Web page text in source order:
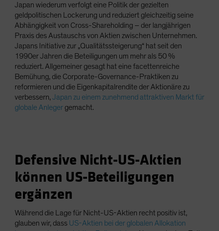
Japan wiederum verfolgt eine Politik der gezielten
geldpolitischen Lockerung und reduziert gleichzeitig seine
Abhängigkeit von Cross-Shareholding – der langjährigen
Praxis des Austauschs von Aktien zwischen Unternehmen.
Japans Initiative zur „Qualitätssteigerung“ hat seit den
1990er Jahren die Beteiligungen um mehr als 50 %
reduziert. Allgemeiner gesagt hat eine facettenreiche
Bemühung, die Corporate-Governance-Praktiken zu
reformieren und die Eigenkapitalrendite der Aktionäre zu
verbessern, Japan zu einem zunehmend attraktiven Markt für
globale Anleger gemacht.
Defensive Nicht-US-Aktien
können US-Beteiligungen
ergänzen
Während die Lage für Nicht-US-Aktien recht positiv ist,
glauben wir, dass US-Aktien bei der globalen Allokation